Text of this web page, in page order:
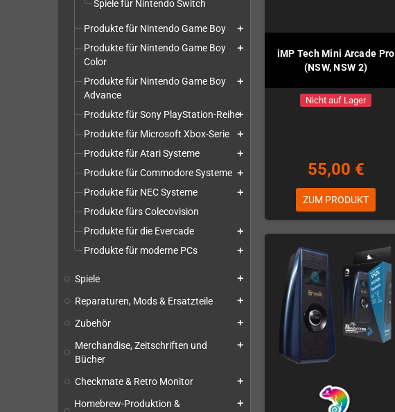
Spiele für Nintendo Switch
Produkte für Nintendo Game Boy add
Produkte für Nintendo Game Boy
Color
add
Produkte für Nintendo Game Boy
Advance
add
Produkte für Sony PlayStation-Reiheadd
Produkte für Microsoft Xbox-Serie add
Produkte für Atari Systeme add
Produkte für Commodore Systeme add
Produkte für NEC Systeme add
Produkte fürs Colecovision
Produkte für die Evercade
add
Produkte für moderne PCs add
Spiele add
Reparaturen, Mods & Ersatzteile add
Zubehör add
Merchandise, Zeitschriften und
Bücher
add
Checkmate & Retro Monitor add
Homebrew-Produktion &
add
iMP Tech Mini Arcade Pro
(NSW, NSW 2)
Nicht auf Lager
55,00 €
ZUM PRODUKT